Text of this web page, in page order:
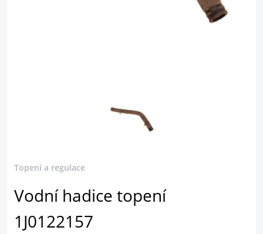
Topení a regulace
Vodní hadice topení
1J0122157